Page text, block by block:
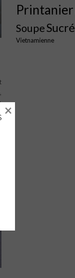
Printanier
SoupeSucré
Vietnamienne
×